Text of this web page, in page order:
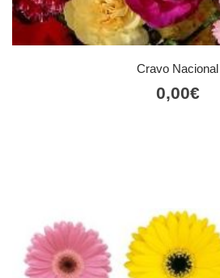
Cravo Nacional
0,00€